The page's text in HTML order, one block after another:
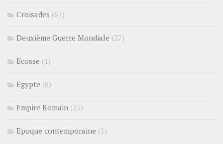
Croisades (67)
Deuxième Guerre Mondiale (27)
Ecosse (1)
Egypte (6)
Empire Romain (25)
Epoque contemporaine (1)